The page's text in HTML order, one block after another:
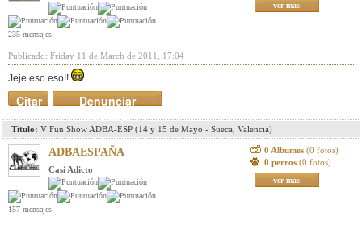
235 mensajes
ver mas
Publicado: Friday 11 de March de 2011, 17:04
Jeje eso eso!!
Denunciar
mensaje
Citar
Titulo: V Fun Show ADBA-ESP (14 y 15 de Mayo - Sueca, Valencia)
ADBAESPAÑA
Casi Adicto
157 mensajes
0 Albumes (0 fotos)
0 perros (0 fotos)
ver mas